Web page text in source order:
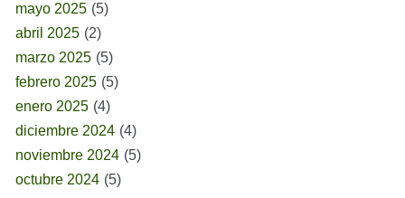
mayo 2025 (5)
abril 2025 (2)
marzo 2025 (5)
febrero 2025 (5)
enero 2025 (4)
diciembre 2024 (4)
noviembre 2024 (5)
octubre 2024 (5)